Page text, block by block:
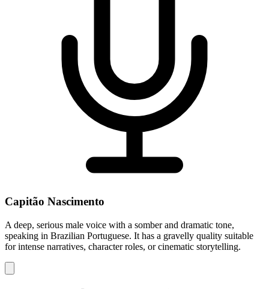
Capitão Nascimento
A deep, serious male voice with a somber and dramatic tone,
speaking in Brazilian Portuguese. It has a gravelly quality suitable
for intense narratives, character roles, or cinematic storytelling.